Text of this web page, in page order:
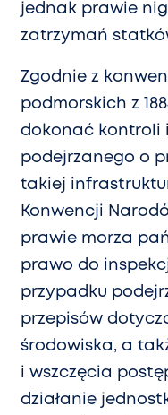
jednak prawie
zatrzymań
Zgodnie z
podmorskich z
dokonać kontroli
podejrzanego o
takiej
Konwencji
prawie morza
prawo do
przypadku
przepisów
środowiska, a
i wszczęcia
działanie